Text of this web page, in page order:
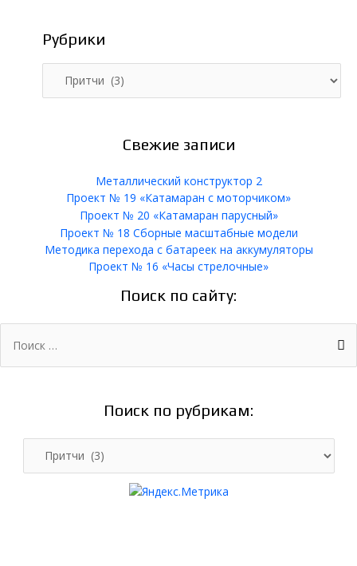
Рубрики
Свежие записи
Металлический конструктор 2
Проект № 19 «Катамаран с моторчиком»
Проект № 20 «Катамаран парусный»
Проект № 18 Сборные масштабные модели
Методика перехода с батареек на аккумуляторы
Проект № 16 «Часы стрелочные»
Поиск по сайту:
Поиск по рубрикам: